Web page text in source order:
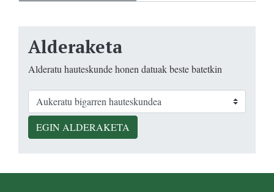
Alderaketa
Alderatu hauteskunde honen datuak beste batetkin
EGIN ALDERAKETA